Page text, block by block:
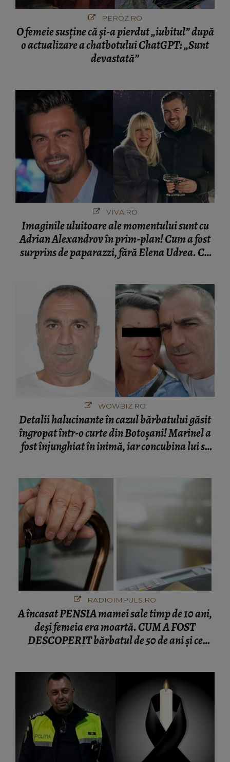
PEROZ.RO
O femeie susține că și-a pierdut „iubitul” după
o actualizare a chatbotului ChatGPT: „Sunt
devastată”
VIVA.RO
Imaginile uluitoare ale momentului sunt cu
Adrian Alexandrov în prim-plan! Cum a fost
surprins de paparazzi, fără Elena Udrea. Cu
WOWBIZ.RO
Detalii halucinante în cazul bărbatului găsit
îngropat într-o curte din Botoșani! Marinel a
fost înjunghiat în inimă, iar concubina lui se
RADIOIMPULS.RO
A încasat PENSIA mamei sale timp de 10 ani,
deși femeia era moartă. CUM A FOST
DESCOPERIT bărbatul de 50 de ani și ce